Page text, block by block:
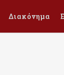
Διακόνημα